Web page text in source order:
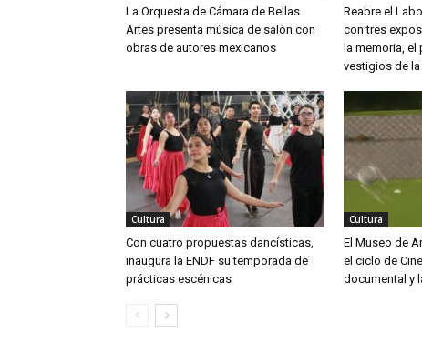
La Orquesta de Cámara de Bellas
Artes presenta música de salón con
obras de autores mexicanos
Reabre el
con tres
la memoria, el
vestigios de
Cultura
Con cuatro propuestas dancísticas,
inaugura la ENDF su temporada de
prácticas escénicas
Cultura
El Museo de
el ciclo de
documental y